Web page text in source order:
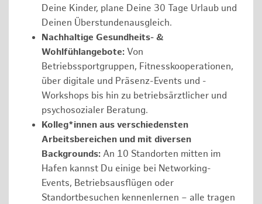
Deine Kinder, plane Deine 30 Tage Urlaub und
Deinen Überstundenausgleich.
Nachhaltige Gesundheits- &
Wohlfühlangebote: Von
Betriebssportgruppen, Fitnesskooperationen,
über digitale und Präsenz-Events und -
Workshops bis hin zu betriebsärztlicher und
psychosozialer Beratung.
Kolleg*innen aus verschiedensten
Arbeitsbereichen und mit diversen
Backgrounds: An 10 Standorten mitten im
Hafen kannst Du einige bei Networking-
Events, Betriebsausflügen oder
Standortbesuchen kennenlernen – alle tragen